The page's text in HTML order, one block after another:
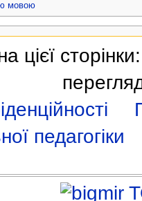
мовою
цієї
педагогіки